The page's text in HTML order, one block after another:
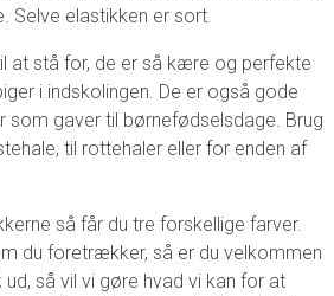
Selve elastikken er sort.
at stå for, de er så kære og perfekte
i indskolingen. De er også gode
som gaver til børnefødselsdage. Brug
til rottehaler eller for enden af
så får du tre forskellige farver.
du foretrækker, så er du velkommen
så vil vi gøre hvad vi kan for at